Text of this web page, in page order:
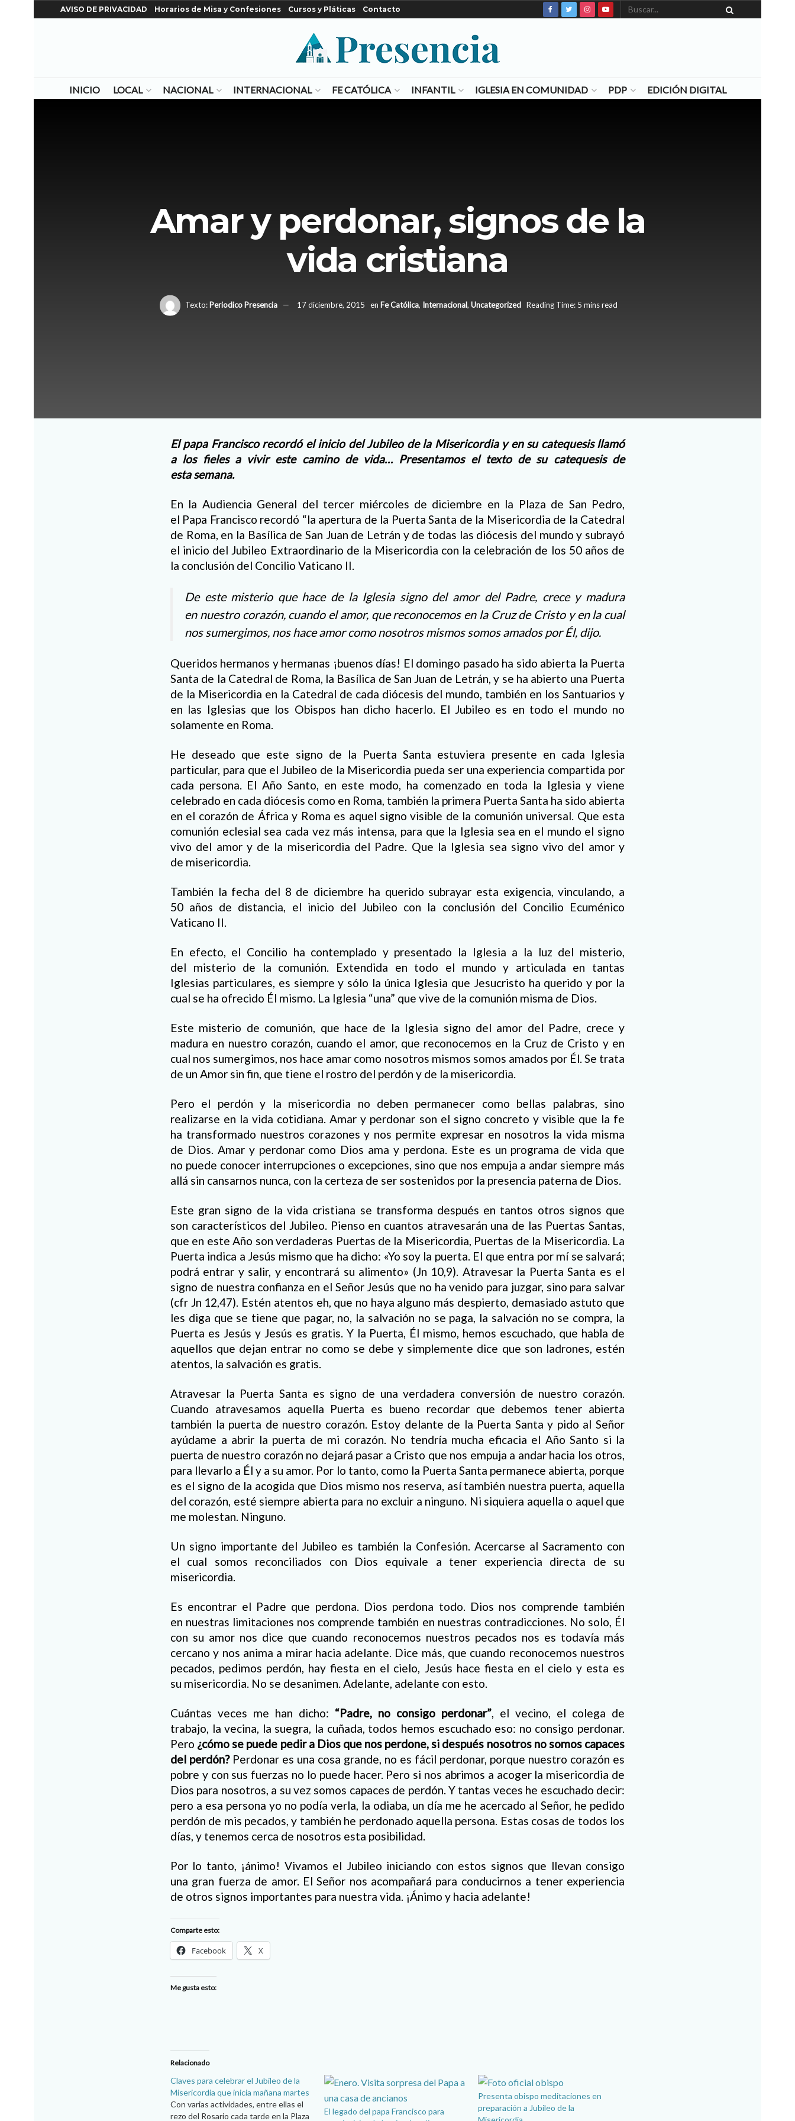
AVISO DE PRIVACIDAD Horarios de Misa y Confesiones Cursos y Pláticas Contacto
INICIO LOCAL NACIONAL INTERNACIONAL FE CATÓLICA INFANTIL IGLESIA EN COMUNIDAD PDP EDICIÓN DIGITAL
Amar y perdonar, signos de la
vida cristiana
Texto: Periodico Presencia 17 diciembre, 2015 en Fe Católica, Internacional, Uncategorized Reading Time: 5 mins read
El papa Francisco recordó el inicio del Jubileo de la Misericordia y en su catequesis llamó
a los fieles a vivir este camino de vida… Presentamos el texto de su catequesis de
esta semana.
En la Audiencia General del tercer miércoles de diciembre en la Plaza de San Pedro,
el Papa Francisco recordó “la apertura de la Puerta Santa de la Misericordia de la Catedral
de Roma, en la Basílica de San Juan de Letrán y de todas las diócesis del mundo y subrayó
el inicio del Jubileo Extraordinario de la Misericordia con la celebración de los 50 años de
la conclusión del Concilio Vaticano II.
De este misterio que hace de la Iglesia signo del amor del Padre, crece y madura
en nuestro corazón, cuando el amor, que reconocemos en la Cruz de Cristo y en la cual
nos sumergimos, nos hace amor como nosotros mismos somos amados por Él, dijo.
Queridos hermanos y hermanas ¡buenos días! El domingo pasado ha sido abierta la Puerta
Santa de la Catedral de Roma, la Basílica de San Juan de Letrán, y se ha abierto una Puerta
de la Misericordia en la Catedral de cada diócesis del mundo, también en los Santuarios y
en las Iglesias que los Obispos han dicho hacerlo. El Jubileo es en todo el mundo no
solamente en Roma.
He deseado que este signo de la Puerta Santa estuviera presente en cada Iglesia
particular, para que el Jubileo de la Misericordia pueda ser una experiencia compartida por
cada persona. El Año Santo, en este modo, ha comenzado en toda la Iglesia y viene
celebrado en cada diócesis como en Roma, también la primera Puerta Santa ha sido abierta
en el corazón de África y Roma es aquel signo visible de la comunión universal. Que esta
comunión eclesial sea cada vez más intensa, para que la Iglesia sea en el mundo el signo
vivo del amor y de la misericordia del Padre. Que la Iglesia sea signo vivo del amor y
de misericordia.
También la fecha del 8 de diciembre ha querido subrayar esta exigencia, vinculando, a
50 años de distancia, el inicio del Jubileo con la conclusión del Concilio Ecuménico
Vaticano II.
En efecto, el Concilio ha contemplado y presentado la Iglesia a la luz del misterio,
del misterio de la comunión. Extendida en todo el mundo y articulada en tantas
Iglesias particulares, es siempre y sólo la única Iglesia que Jesucristo ha querido y por la
cual se ha ofrecido Él mismo. La Iglesia “una” que vive de la comunión misma de Dios.
Este misterio de comunión, que hace de la Iglesia signo del amor del Padre, crece y
madura en nuestro corazón, cuando el amor, que reconocemos en la Cruz de Cristo y en
cual nos sumergimos, nos hace amar como nosotros mismos somos amados por Él. Se trata
de un Amor sin fin, que tiene el rostro del perdón y de la misericordia.
Pero el perdón y la misericordia no deben permanecer como bellas palabras, sino
realizarse en la vida cotidiana. Amar y perdonar son el signo concreto y visible que la fe
ha transformado nuestros corazones y nos permite expresar en nosotros la vida misma
de Dios. Amar y perdonar como Dios ama y perdona. Este es un programa de vida que
no puede conocer interrupciones o excepciones, sino que nos empuja a andar siempre más
allá sin cansarnos nunca, con la certeza de ser sostenidos por la presencia paterna de Dios.
Este gran signo de la vida cristiana se transforma después en tantos otros signos que
son característicos del Jubileo. Pienso en cuantos atravesarán una de las Puertas Santas,
que en este Año son verdaderas Puertas de la Misericordia, Puertas de la Misericordia. La
Puerta indica a Jesús mismo que ha dicho: «Yo soy la puerta. El que entra por mí se salvará;
podrá entrar y salir, y encontrará su alimento» (Jn 10,9). Atravesar la Puerta Santa es el
signo de nuestra confianza en el Señor Jesús que no ha venido para juzgar, sino para salvar
(cfr Jn 12,47). Estén atentos eh, que no haya alguno más despierto, demasiado astuto que
les diga que se tiene que pagar, no, la salvación no se paga, la salvación no se compra, la
Puerta es Jesús y Jesús es gratis. Y la Puerta, Él mismo, hemos escuchado, que habla de
aquellos que dejan entrar no como se debe y simplemente dice que son ladrones, estén
atentos, la salvación es gratis.
Atravesar la Puerta Santa es signo de una verdadera conversión de nuestro corazón.
Cuando atravesamos aquella Puerta es bueno recordar que debemos tener abierta
también la puerta de nuestro corazón. Estoy delante de la Puerta Santa y pido al Señor
ayúdame a abrir la puerta de mi corazón. No tendría mucha eficacia el Año Santo si la
puerta de nuestro corazón no dejará pasar a Cristo que nos empuja a andar hacia los otros,
para llevarlo a Él y a su amor. Por lo tanto, como la Puerta Santa permanece abierta, porque
es el signo de la acogida que Dios mismo nos reserva, así también nuestra puerta, aquella
del corazón, esté siempre abierta para no excluir a ninguno. Ni siquiera aquella o aquel que
me molestan. Ninguno.
Un signo importante del Jubileo es también la Confesión. Acercarse al Sacramento con
el cual somos reconciliados con Dios equivale a tener experiencia directa de su
misericordia.
Es encontrar el Padre que perdona. Dios perdona todo. Dios nos comprende también
en nuestras limitaciones nos comprende también en nuestras contradicciones. No solo, Él
con su amor nos dice que cuando reconocemos nuestros pecados nos es todavía más
cercano y nos anima a mirar hacia adelante. Dice más, que cuando reconocemos nuestros
pecados, pedimos perdón, hay fiesta en el cielo, Jesús hace fiesta en el cielo y esta es
su misericordia. No se desanimen. Adelante, adelante con esto.
Cuántas veces me han dicho: “Padre, no consigo perdonar”, el vecino, el colega de
trabajo, la vecina, la suegra, la cuñada, todos hemos escuchado eso: no consigo perdonar.
Pero ¿cómo se puede pedir a Dios que nos perdone, si después nosotros no somos capaces
del perdón?Perdonar es una cosa grande, no es fácil perdonar, porque nuestro corazón es
pobre y con sus fuerzas no lo puede hacer. Pero si nos abrimos a acoger la misericordia de
Dios para nosotros, a su vez somos capaces de perdón. Y tantas veces he escuchado decir:
pero a esa persona yo no podía verla, la odiaba, un día me he acercado al Señor, he pedido
perdón de mis pecados, y también he perdonado aquella persona. Estas cosas de todos los
días, y tenemos cerca de nosotros esta posibilidad.
Por lo tanto, ¡ánimo! Vivamos el Jubileo iniciando con estos signos que llevan consigo
una gran fuerza de amor. El Señor nos acompañará para conducirnos a tener experiencia
de otros signos importantes para nuestra vida. ¡Ánimo y hacia adelante!
Comparte esto:
Facebook X
Me gusta esto:
Relacionado
Claves para celebrar el Jubileo de la
Misericordia que inicia mañana martes
Con varias actividades, entre ellas el
rezo del Rosario cada tarde en la Plaza
El legado del papa Francisco para
Presenta obispo meditaciones en
preparación a Jubileo de la